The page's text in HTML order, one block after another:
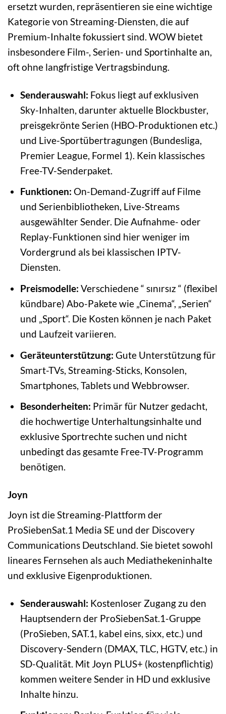
ersetzt wurden, repräsentieren sie eine wichtige
Kategorie von Streaming-Diensten, die auf
Premium-Inhalte fokussiert sind. WOW bietet
insbesondere Film-, Serien- und Sportinhalte an,
oft ohne langfristige Vertragsbindung.
Senderauswahl: Fokus liegt auf exklusiven
Sky-Inhalten, darunter aktuelle Blockbuster,
preisgekrönte Serien (HBO-Produktionen etc.)
und Live-Sportübertragungen (Bundesliga,
Premier League, Formel 1). Kein klassisches
Free-TV-Senderpaket.
Funktionen: On-Demand-Zugriff auf Filme
und Serienbibliotheken, Live-Streams
ausgewählter Sender. Die Aufnahme- oder
Replay-Funktionen sind hier weniger im
Vordergrund als bei klassischen IPTV-
Diensten.
Preismodelle: Verschiedene “ sınırsız “ (flexibel
kündbare) Abo-Pakete wie „Cinema“, „Serien“
und „Sport“. Die Kosten können je nach Paket
und Laufzeit variieren.
Geräteunterstützung: Gute Unterstützung für
Smart-TVs, Streaming-Sticks, Konsolen,
Smartphones, Tablets und Webbrowser.
Besonderheiten: Primär für Nutzer gedacht,
die hochwertige Unterhaltungsinhalte und
exklusive Sportrechte suchen und nicht
unbedingt das gesamte Free-TV-Programm
benötigen.
Joyn
Joyn ist die Streaming-Plattform der
ProSiebenSat.1 Media SE und der Discovery
Communications Deutschland. Sie bietet sowohl
lineares Fernsehen als auch Mediathekeninhalte
und exklusive Eigenproduktionen.
Senderauswahl: Kostenloser Zugang zu den
Hauptsendern der ProSiebenSat.1-Gruppe
(ProSieben, SAT.1, kabel eins, sixx, etc.) und
Discovery-Sendern (DMAX, TLC, HGTV, etc.) in
SD-Qualität. Mit Joyn PLUS+ (kostenpflichtig)
kommen weitere Sender in HD und exklusive
Inhalte hinzu.